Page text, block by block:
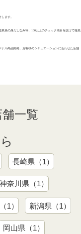
ます。
員の身だしなみ等、100以上のチェック項目を設けて徹底
ル商品開発、お客様のシチュエーションに合わせた店舗
一覧
長崎県（1）
神奈川県（1）
1） 新潟県（1）
岡山県（1）